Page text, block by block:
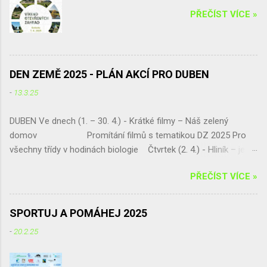
Víťa Kučera ) V době od 14.30 hodin Vám
PŘEČÍST VÍCE »
DEN ZEMĚ 2025 - PLÁN AKCÍ PRO DUBEN
- 13.3.25
DUBEN Ve dnech (1. – 30. 4.) - Krátké filmy – Náš zelený
domov Promítání filmů s tematikou DZ 2025 Pro
všechny třídy v hodinách biologie Čtvrtek (2. 4.) - Hliník – ještě
sčítá a vyhodnocuje Pátek (11. 4.) - „Naše živá učebna U
platanu – živá zahrada a geopark“ Jarní úprava pozemku,
umísťování tabulek do živé zahrady, živý plot p. dohled - Mgr.
exkurze - projekt „ Čistou Vysočinou“ Úklid podél komunikace
Irena Žáková Pro třídu – Kvarta
PŘEČÍST VÍCE »
SPORTUJ A POMÁHEJ 2025
- 20.2.25